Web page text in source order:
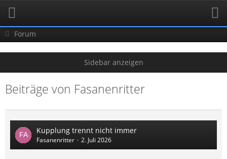
Forum
Beiträge von Fasanenritter
Kupplung trennt nicht immer
Fasanenritter 2. Juli 2026